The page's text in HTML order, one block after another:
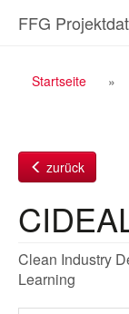
InhaltFFG
Startseite
zurück
Clean Industry
Learning